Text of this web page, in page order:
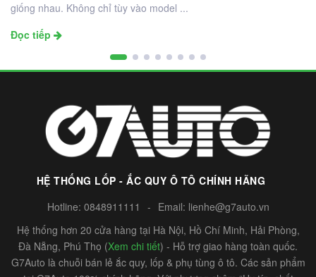
giống nhau. Không chỉ tùy vào model ...
Đọc tiếp
HỆ THỐNG LỐP - ẮC QUY Ô TÔ CHÍNH HÃNG
Hotline: 0848911111 - Email: lienhe@g7auto.vn
Hệ thống hơn 20 cửa hàng tại Hà Nội, Hồ Chí Minh, Hải Phòng,
Đà Nẵng, Phú Thọ (Xem chi tiết) - Hỗ trợ giao hàng toàn quốc.
G7Auto là chuỗi bán lẻ ắc quy, lốp & phụ tùng ô tô. Các sản phẩm